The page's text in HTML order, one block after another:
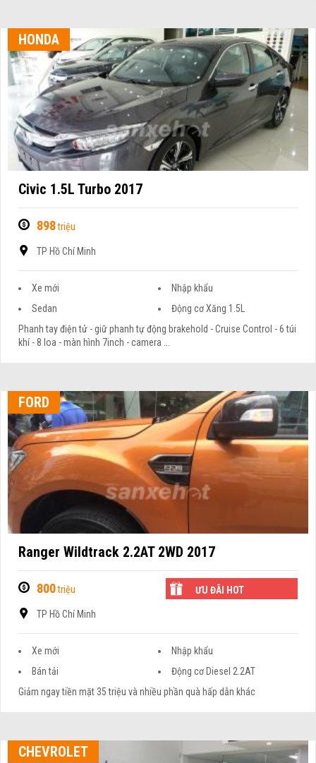
HONDA
Civic 1.5L Turbo 2017
898triệu
TP Hồ Chí Minh
Xe mới
Nhập khẩu
Sedan
Động cơ Xăng 1.5L
Phanh tay điện tử - giữ phanh tự động brakehold - Cruise Control - 6 túi
khí - 8 loa - màn hình 7inch - camera ...
FORD
Ranger Wildtrack 2.2AT 2WD 2017
800triệu ƯU ĐÃI HOT
TP Hồ Chí Minh
Xe mới
Nhập khẩu
Bán tải
Động cơ Diesel 2.2AT
Giảm ngay tiền mặt 35 triệu và nhiều phần quà hấp dẫn khác
CHEVROLET